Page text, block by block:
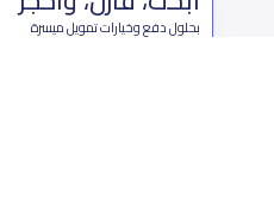
بحلول دفع وخيارات تمويل ميسرة